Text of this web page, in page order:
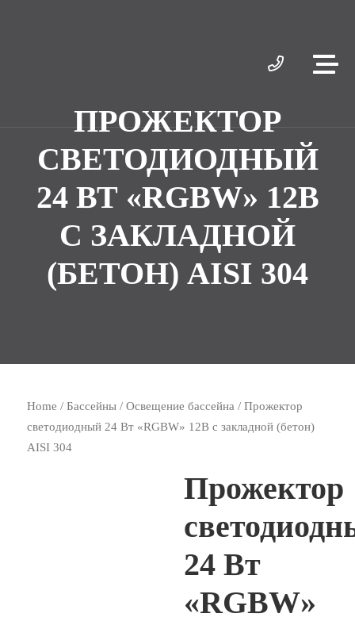
ПРОЖЕКТОР
СВЕТОДИОДНЫЙ
24 ВТ «RGBW» 12В
С ЗАКЛАДНОЙ
(БЕТОН) AISI 304
Home /Бассейны /Освещение бассейна / Прожектор
светодиодный 24 Вт «RGBW» 12В с закладной (бетон)
AISI 304
Прожектор
24 Вт
«RGBW»